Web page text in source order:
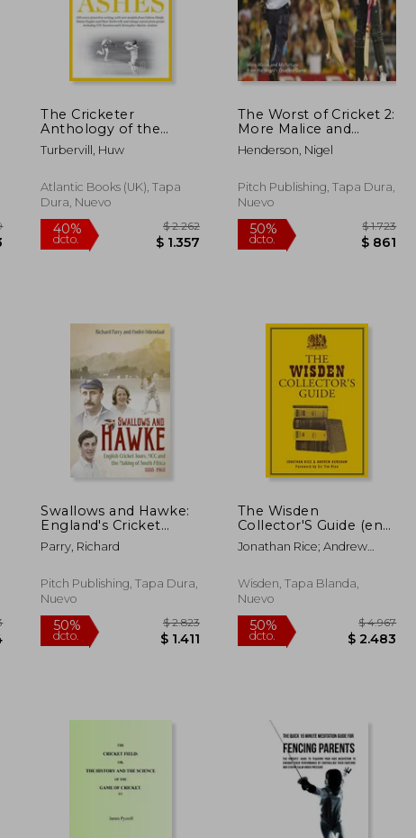
The Cricketer
Anthology of the
Ashes (en Inglés)
Turbervill, Huw
Atlantic Books (UK), Tapa
Dura, Nuevo
The Worst of Cricket 2:
More Malice and
Misfortune from the
World's Cruellest
Henderson, Nigel
Pitch Publishing, Tapa Dura,
Nuevo
Swallows and Hawke:
England's Cricket
Tourists, the MCC and
the Making of South
Inglés)
Parry, Richard
Pitch Publishing, Tapa Dura,
Nuevo
50%
dcto.
The Wisden
Collector'S Guide (en
Inglés)
Jonathan Rice; Andrew
Wisden, Tapa Blanda,
Nuevo
50%
dcto.